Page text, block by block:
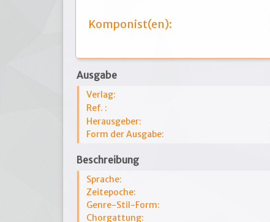
Komponist(en):
Ausgabe
Verlag:
Ref. :
Herausgeber:
Form der Ausgabe:
Beschreibung
Sprache:
Zeitepoche:
Genre-Stil-Form:
Chorgattung: